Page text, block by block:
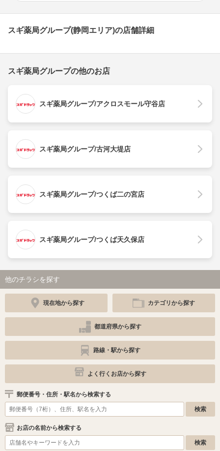
スギ薬局グループ(静岡エリア)の店舗詳細
スギ薬局グループの他のお店
スギ薬局グループ/アクロスモール守谷店
スギ薬局グループ/古河大堤店
スギ薬局グループ/つくば二の宮店
スギ薬局グループ/つくば天久保店
他のチラシを探す
現在地から探す カテゴリから探す
都道府県から探す
路線・駅から探す
よく行くお店から探す
郵便番号・住所・駅名から検索する
お店の名前から検索する